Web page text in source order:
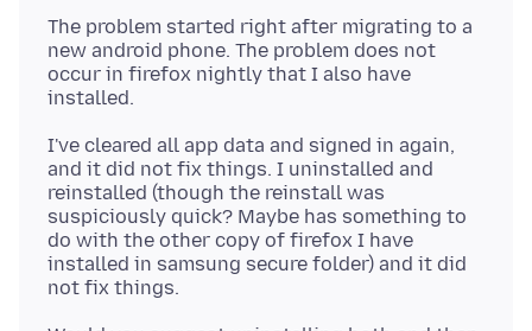
The problem started right after migrating to a
new android phone. The problem does not
occur in firefox nightly that I also have
I've cleared all app data and signed in again,
and it did not fix things. I uninstalled and
reinstalled (though the reinstall was
suspiciously quick? Maybe has something to
do with the other copy of firefox I have
installed in samsung secure folder) and it did